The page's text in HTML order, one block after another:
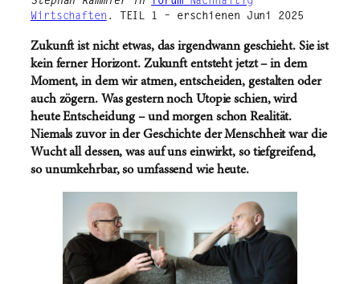
Wirtschaften . TEIL 1 – erschienen Juni 2025
Zukunft ist nicht etwas, das irgendwann geschieht. Sie ist
kein ferner Horizont. Zukunft entsteht jetzt – in dem
Moment, in dem wir atmen, entscheiden, gestalten oder
auch zögern. Was gestern noch Utopie schien, wird
heute Entscheidung – und morgen schon Realität.
Niemals zuvor in der Geschichte der Menschheit war die
Wucht all dessen, was auf uns einwirkt, so tiefgreifend,
so unumkehrbar, so umfassend wie heute.